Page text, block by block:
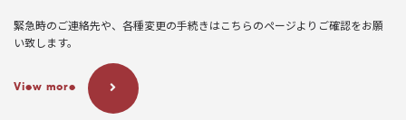
緊急時のご連絡先や、各種変更の手続きはこちらのページよりご確認をお願
い致します。
View more